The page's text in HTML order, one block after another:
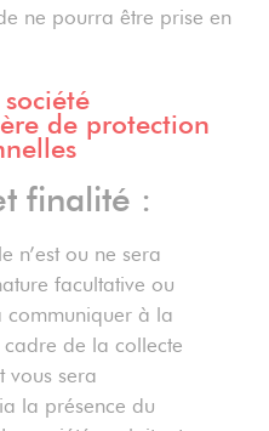
ne pourra être prise en
de protection
finalité :
n’est ou ne sera
facultative ou
communiquer à la
de la collecte
vous sera
la présence du